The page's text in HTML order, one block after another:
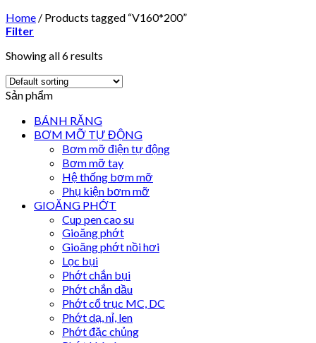
Home / Products tagged “V160*200”
Filter
Showing all 6 results
Sản phẩm
BÁNH RĂNG
BƠM MỠ TỰ ĐỘNG
Bơm mỡ điện tự động
Bơm mỡ tay
Hệ thống bơm mỡ
Phụ kiện bơm mỡ
GIOĂNG PHỚT
Cup pen cao su
Gioăng phớt
Gioăng phớt nồi hơi
Lọc bụi
Phớt chắn bụi
Phớt chắn dầu
Phớt cổ trục MC, DC
Phớt dạ, nỉ, len
Phớt đặc chủng